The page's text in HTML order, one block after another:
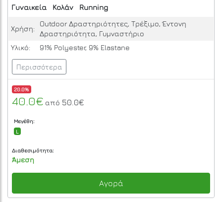
Γυναικεία Κολάν Running
Χρήση:
Outdoor Δραστηριότητες, Τρέξιμο, Έντονη
Δραστηριότητα, Γυμναστήριο
Υλικό:
91% Polyester, 9% Elastane
Περισσότερα
20.0%
40.0€ από 50.0€
Μεγέθη:
L
Διαθεσιμότητα:
Άμεση
Αγορά